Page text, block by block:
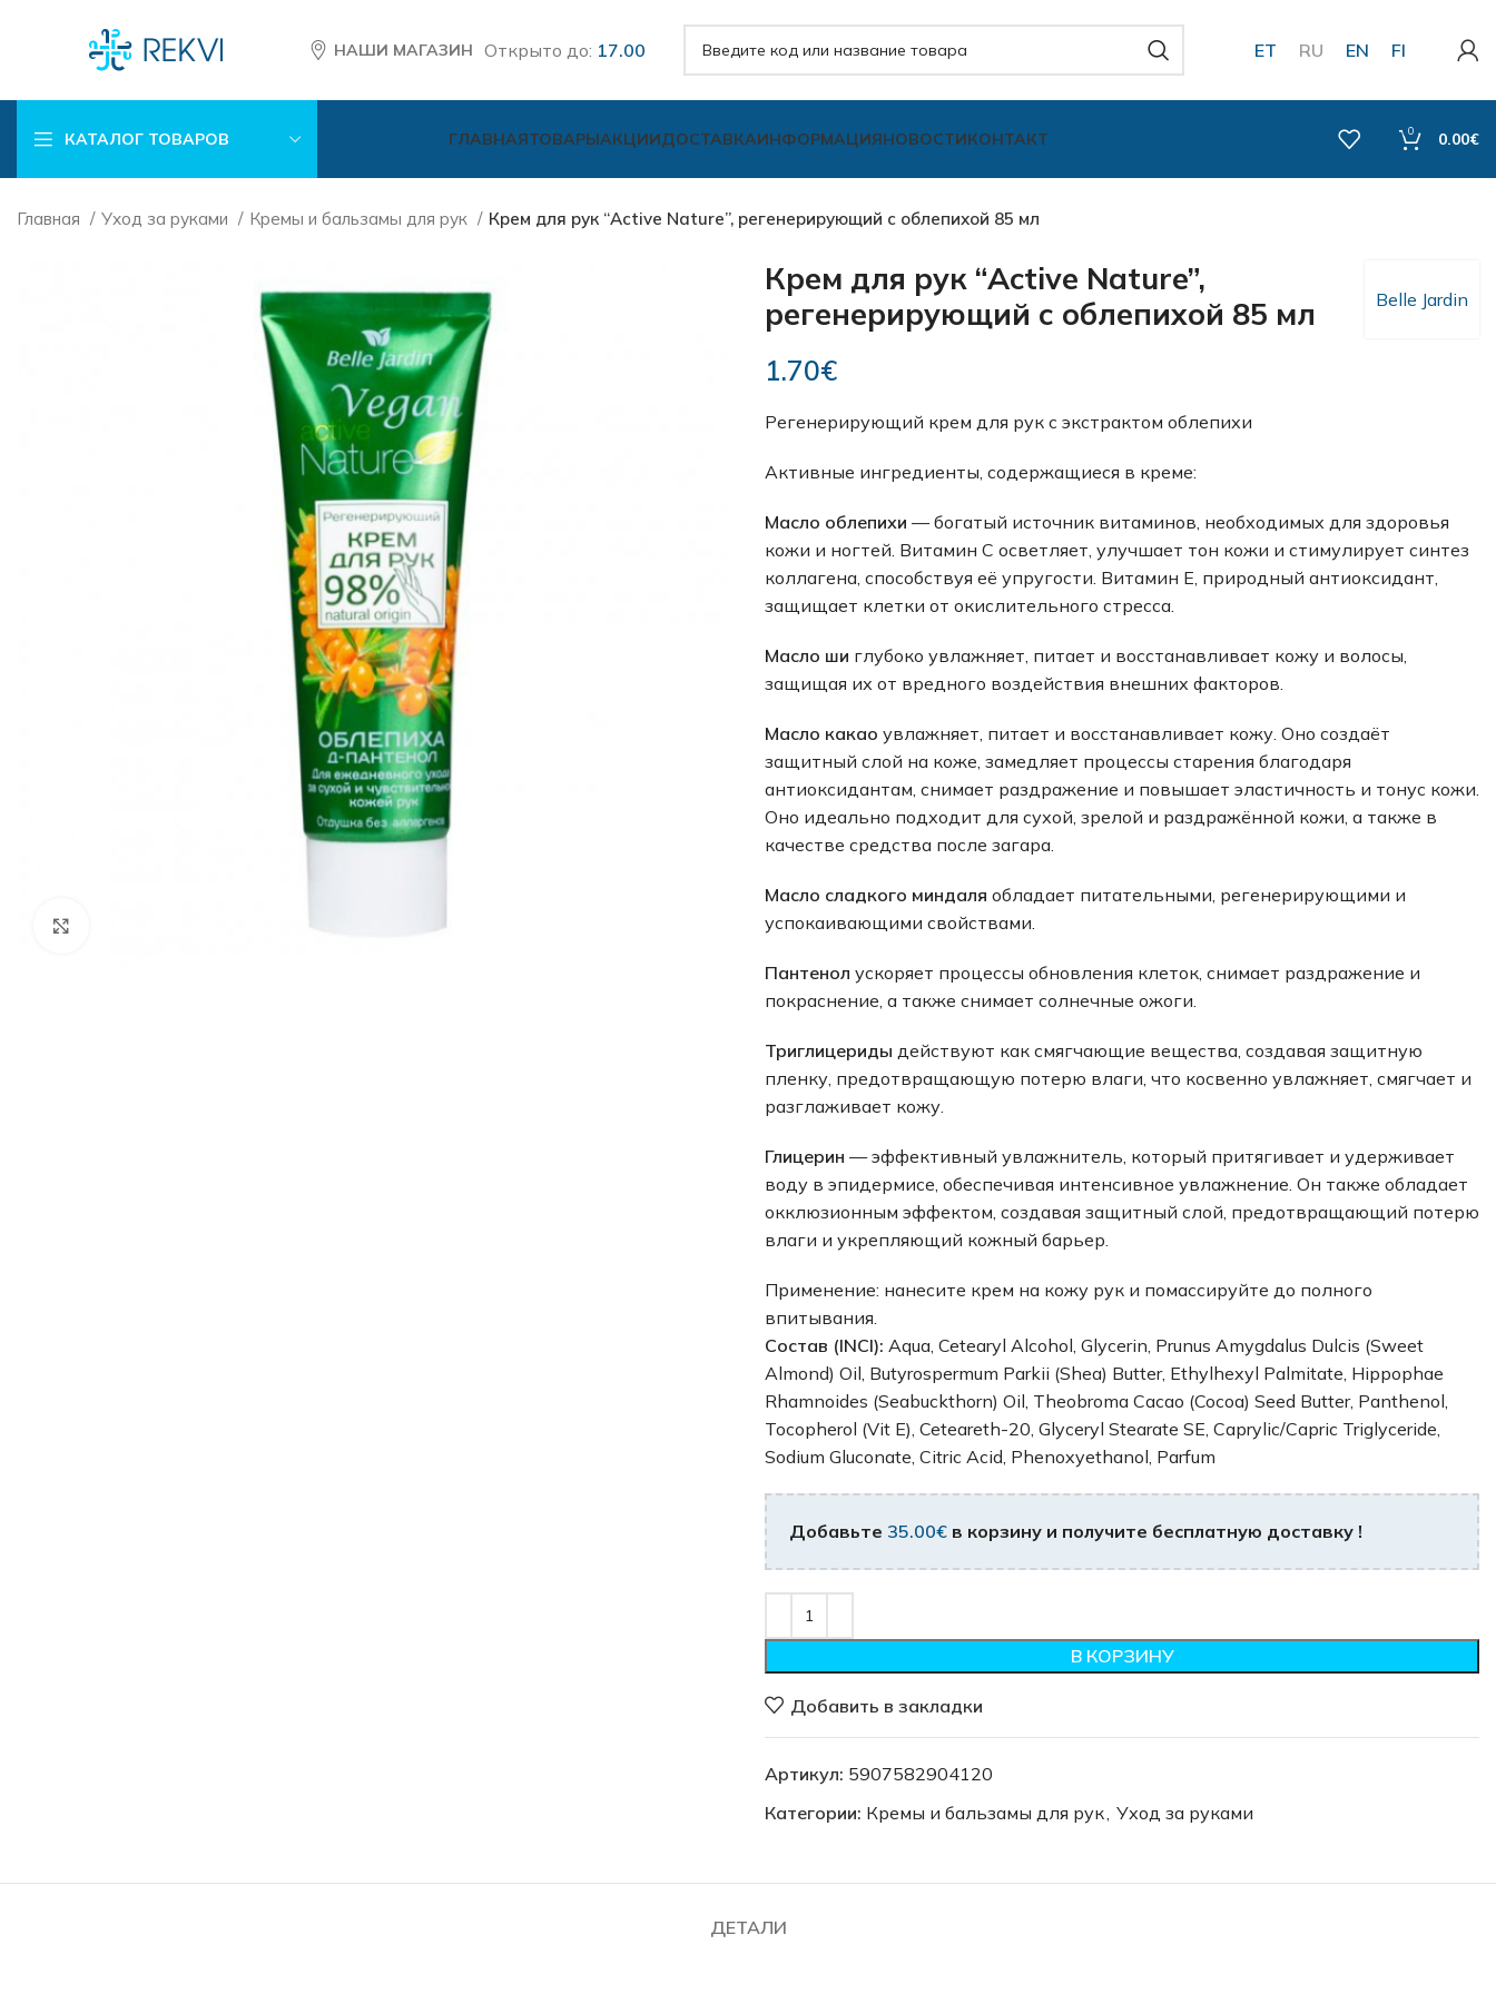
НАШИ МАГАЗИН Открыто до: 17.00 ET RU EN FI
КАТАЛОГ ТОВАРОВ ГЛАВНАЯТОВАРЫАКЦИИДОСТАВКАИНФОРМАЦИЯНОВОСТИКОНТАКТ 0 0.00€
Главная Уход за руками Кремы и бальзамы для рук Крем для рук “Active Nature”, регенерирующий с облепихой 85 мл
Belle Jardin
Крем для рук “Active Nature”,
регенерирующий с облепихой 85 мл
1.70€
Регенерирующий крем для рук с экстрактом облепихи
Активные ингредиенты, содержащиеся в креме:
Масло облепихи — богатый источник витаминов, необходимых для здоровья
кожи и ногтей. Витамин С осветляет, улучшает тон кожи и стимулирует синтез
коллагена, способствуя её упругости. Витамин Е, природный антиоксидант,
защищает клетки от окислительного стресса.
Масло ши глубоко увлажняет, питает и восстанавливает кожу и волосы,
защищая их от вредного воздействия внешних факторов.
Масло какао увлажняет, питает и восстанавливает кожу. Оно создаёт
защитный слой на коже, замедляет процессы старения благодаря
антиоксидантам, снимает раздражение и повышает эластичность и тонус кожи.
Оно идеально подходит для сухой, зрелой и раздражённой кожи, а также в
качестве средства после загара.
Масло сладкого миндаля обладает питательными, регенерирующими и
успокаивающими свойствами.
Пантенол ускоряет процессы обновления клеток, снимает раздражение и
покраснение, а также снимает солнечные ожоги.
Триглицериды действуют как смягчающие вещества, создавая защитную
пленку, предотвращающую потерю влаги, что косвенно увлажняет, смягчает и
разглаживает кожу.
Глицерин — эффективный увлажнитель, который притягивает и удерживает
воду в эпидермисе, обеспечивая интенсивное увлажнение. Он также обладает
окклюзионным эффектом, создавая защитный слой, предотвращающий потерю
влаги и укрепляющий кожный барьер.
Применение: нанесите крем на кожу рук и помассируйте до полного
впитывания.
Состав (INCI): Aqua, Cetearyl Alcohol, Glycerin, Prunus Amygdalus Dulcis (Sweet
Almond) Oil, Butyrospermum Parkii (Shea) Butter, Ethylhexyl Palmitate, Hippophae
Rhamnoides (Seabuckthorn) Oil, Theobroma Cacao (Cocoa) Seed Butter, Panthenol,
Tocopherol (Vit E), Ceteareth-20, Glyceryl Stearate SE, Caprylic/Capric Triglyceride,
Sodium Gluconate, Citric Acid, Phenoxyethanol, Parfum
Добавьте 35.00€ в корзину и получите бесплатную доставку !
В КОРЗИНУ
Добавить в закладки
Артикул: 5907582904120
Категории: Кремы и бальзамы для рук, Уход за руками
ДЕТАЛИ